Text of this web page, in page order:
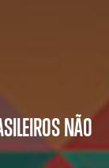
NÃO